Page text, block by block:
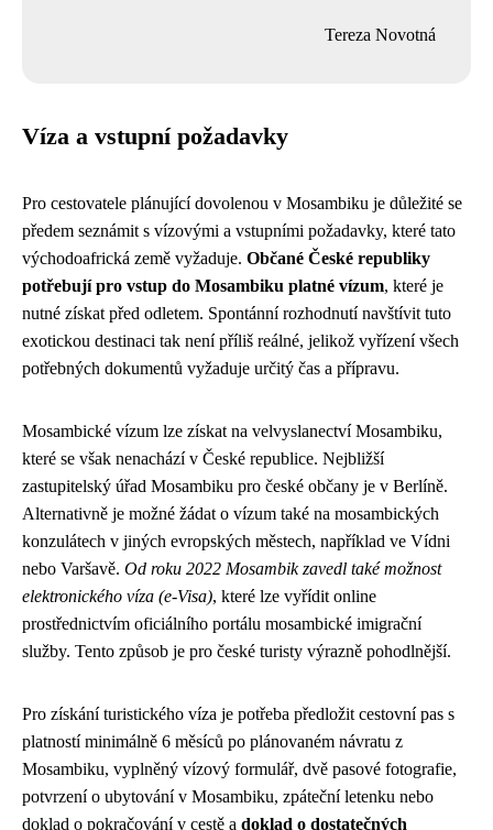
Tereza Novotná
Víza a vstupní požadavky
Pro cestovatele plánující dovolenou v Mosambiku je důležité se
předem seznámit s vízovými a vstupními požadavky, které tato
východoafrická země vyžaduje. Občané České republiky
potřebují pro vstup do Mosambiku platné vízum, které je
nutné získat před odletem. Spontánní rozhodnutí navštívit tuto
exotickou destinaci tak není příliš reálné, jelikož vyřízení všech
potřebných dokumentů vyžaduje určitý čas a přípravu.
Mosambické vízum lze získat na velvyslanectví Mosambiku,
které se však nenachází v České republice. Nejbližší
zastupitelský úřad Mosambiku pro české občany je v Berlíně.
Alternativně je možné žádat o vízum také na mosambických
konzulátech v jiných evropských městech, například ve Vídni
nebo Varšavě. Od roku 2022 Mosambik zavedl také možnost
elektronického víza (e-Visa), které lze vyřídit online
prostřednictvím oficiálního portálu mosambické imigrační
služby. Tento způsob je pro české turisty výrazně pohodlnější.
Pro získání turistického víza je potřeba předložit cestovní pas s
platností minimálně 6 měsíců po plánovaném návratu z
Mosambiku, vyplněný vízový formulář, dvě pasové fotografie,
potvrzení o ubytování v Mosambiku, zpáteční letenku nebo
doklad o pokračování v cestě a doklad o dostatečných